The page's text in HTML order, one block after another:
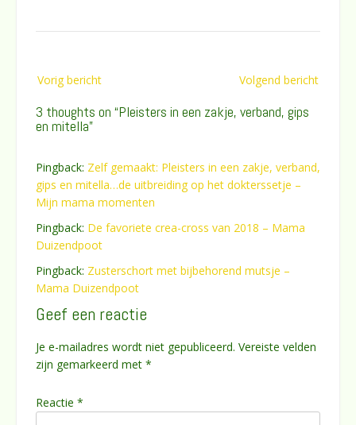
navigatie
Vorig bericht Volgend bericht
3 thoughts on “Pleisters in een zakje, verband, gips
en mitella”
Pingback: Zelf gemaakt: Pleisters in een zakje, verband,
gips en mitella…de uitbreiding op het dokterssetje –
Mijn mama momenten
Pingback: De favoriete crea-cross van 2018 – Mama
Duizendpoot
Pingback: Zusterschort met bijbehorend mutsje –
Mama Duizendpoot
Geef een reactie
Je e-mailadres wordt niet gepubliceerd. Vereiste velden
zijn gemarkeerd met *
Reactie *